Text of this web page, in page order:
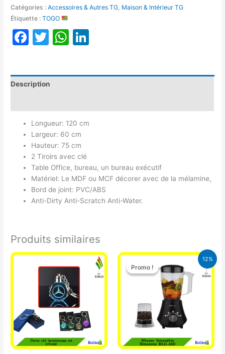
Catégories :Accessoires & Autres TG Maison & Intérieur TG
Étiquette :TOGO
Facebook
TwitterWhatsApp
Description
Longueur: 120 cm
Largeur: 60 cm
Hauteur: 75 cm
2 Tiroirs avec clé
Table Office, bureau, un bureau exécutif
Matériel: Le MDF ou MCF décorer avec de la mélamine,
Bord de joint: PVC/ABS
Anti-Dirty Anti-Scratch Anti-Water.
Produits similaires
12%
Promo !
Promo !
Le
prix
initial
était :
25.000 CFA.
Le
prix
actuel
est :